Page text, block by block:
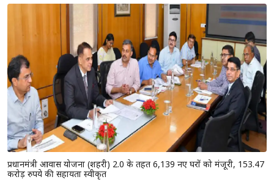
प्रधानमंत्री आवास योजना (शहरी) 2.0 के तहत 6,139 नए घरों को मंजूरी, 153.47
करोड़ रुपये की सहायता स्वीकृत